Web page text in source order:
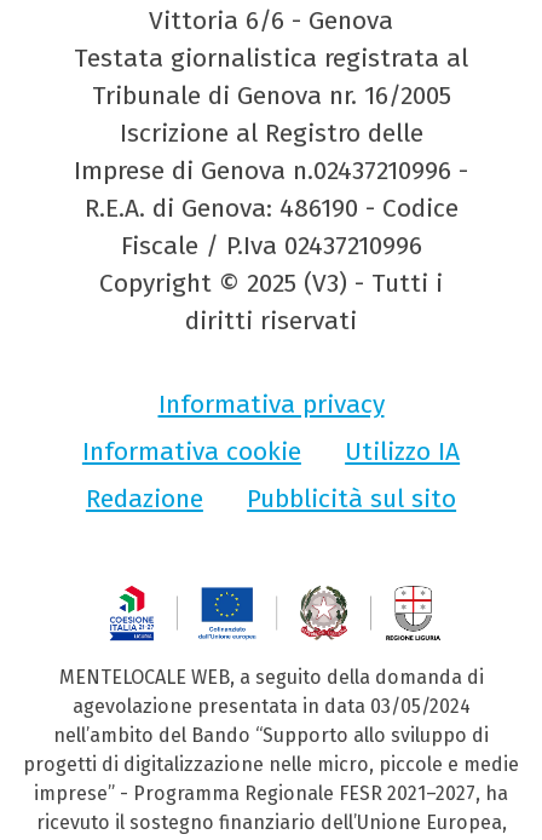
Vittoria 6/6 - Genova
Testata giornalistica registrata al
Tribunale di Genova nr. 16/2005
Iscrizione al Registro delle
Imprese di Genova n.02437210996 -
R.E.A. di Genova: 486190 - Codice
Fiscale / P.Iva 02437210996
Copyright © 2025 (V3) - Tutti i
diritti riservati
Informativa privacy
Informativa cookie
Utilizzo IA
Redazione
Pubblicità sul sito
MENTELOCALE WEB, a seguito della domanda di
agevolazione presentata in data 03/05/2024
nell’ambito del Bando “Supporto allo sviluppo di
progetti di digitalizzazione nelle micro, piccole e medie
imprese” - Programma Regionale FESR 2021–2027, ha
ricevuto il sostegno finanziario dell’Unione Europea,